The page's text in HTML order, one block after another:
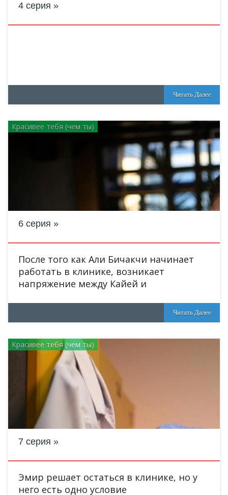
4 серия
Читать Далее
Красивее тебя (чем ты)
6 серия
После того как Али Бичакчи начинает
работать в клинике, возникает
напряжение между Кайей и
Читать Далее
Красивее тебя (чем ты)
7 серия
Эмир решает остаться в клинике, но у
него есть одно условие